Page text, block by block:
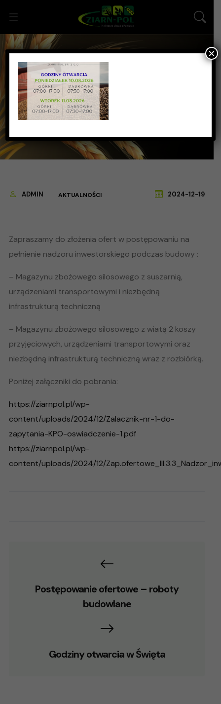
Postępowanie ofertowe –
nadzór inwestorski
Strona główna
ADMIN AKTUALNOŚCI 2024-12-19
Zapraszamy do złożenia ofert w postępowaniu na
pełnienie nadzoru inwestorskiego podczas budowy :
– Magazynu zbożowego silosowego z suszarnią,
urządzeniami transportowymi i niezbędną
infrastrukturą techniczną
– Magazynu zbożowego silosowego z wiatą 2 koszy
przyjęciowych, urządzeniami transportowymi oraz
niezbędną infrastrukturą techniczną wraz z rozbiórką.
Poniżej załączniki do pobrania:
https://ziarnpol.pl/wp-
content/uploads/2024/12/Zalacznik-nr-1-do-
zapytania-KPO-oswiadczenie-1.pdf
https://ziarnpol.pl/wp-
content/uploads/2024/12/
Postępowanie ofertowe – roboty
budowlane
Godziny otwarcia w Święta
×